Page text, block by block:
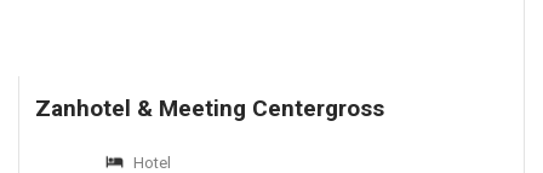
Zanhotel & Meeting Centergross
Hotel